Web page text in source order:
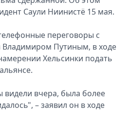
Саули Ниинистё 15 мая.
переговоры с
Владимиром Путиным, в ходе
Хельсинки подать
видели вчера, была более
– заявил он в ходе